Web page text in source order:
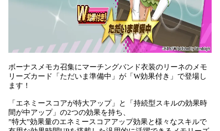
ボーナスメモカ召集にマーチングバンド衣装のリーネのメモ
リーズカード「ただいま準備中」が「W効果付き」で登場し
ます！
「エネミースコアが特大アップ」と「持続型スキルの効果時
間が中アップ」の2つの効果を持ち、
”特大”効果量のエネミースコアアップ効果と様々なスキルで